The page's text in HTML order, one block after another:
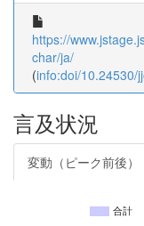
https://
char/ja/
(info:doi/10.24530/
言及状況
変動（ピーク前後）
合計